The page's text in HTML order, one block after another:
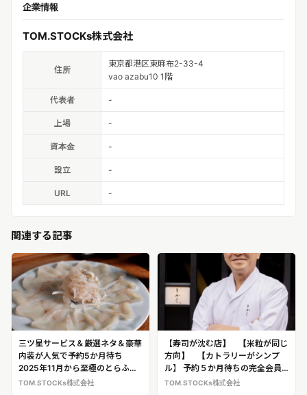
企業情報
TOM.STOCKs株式会社
住所
東京都港区東麻布2-33-4
vao azabu10 1階
代表者 -
上場 -
資本金 -
設立 -
URL -
関連する記事
三ツ星サービス＆厳選ネタ＆豪華
内装が人気で予約5か月待ち
2025年11月から至極のとらふぐ
フルコースを提供！ 完全会員制
TOM.STOCKs株式会社
【寿司が沈む店】 【米粒が同じ
方向】 【カトラリーがシンプ
ル】 予約５か月待ちの完全会員
制寿司店「鮨 りかく」大将 荻根
TOM.STOCKs株式会社